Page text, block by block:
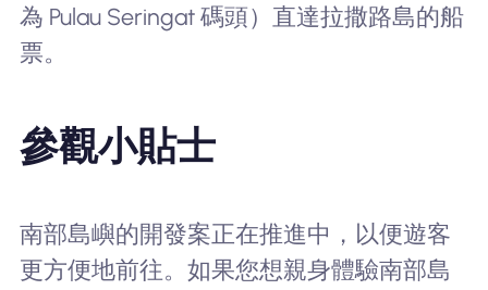
為 Pulau Seringat 碼頭）直達拉撒路島的船
票。
參觀小貼士
南部島嶼的開發案正在推進中，以便遊客
更方便地前往。如果您想親身體驗南部島